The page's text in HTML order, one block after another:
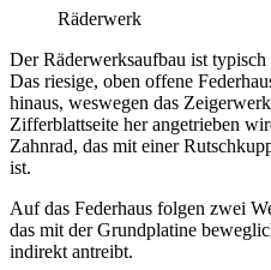
Räderwerk
Der Räderwerksaufbau ist
Das riesige, oben offene
hinaus, weswegen das
Zifferblattseite her angetrieben
Zahnrad, das mit einer
ist.
Auf das Federhaus folgen zwei
das mit der Grundplatine
indirekt antreibt.